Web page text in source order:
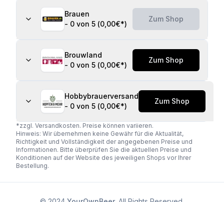
Brauen
- 0 von 5 (0,00€*)
Zum Shop
Brouwland
- 0 von 5 (0,00€*)
Zum Shop
Hobbybrauerversand
- 0 von 5 (0,00€*)
Zum Shop
*zzgl. Versandkosten. Preise können variieren.
Hinweis: Wir übernehmen keine Gewähr für die Aktualität,
Richtigkeit und Vollständigkeit der angegebenen Preise und
Informationen. Bitte überprüfen Sie die aktuellen Preise und
Konditionen auf der Website des jeweiligen Shops vor Ihrer
Bestellung.